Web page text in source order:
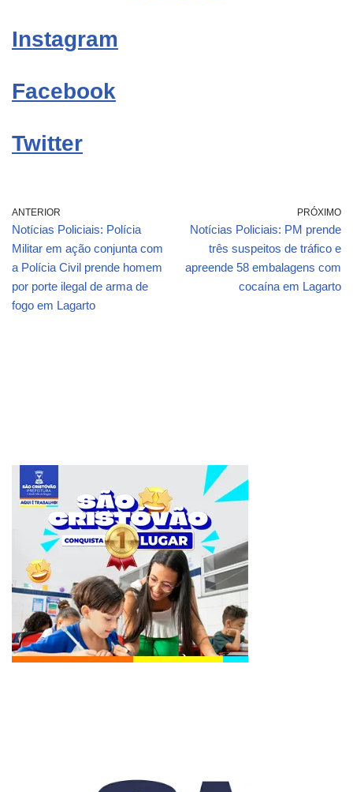
Instagram
Facebook
Twitter
ANTERIOR
Notícias Policiais: Polícia
Militar em ação conjunta com
a Polícia Civil prende homem
por porte ilegal de arma de
fogo em Lagarto
PRÓXIMO
Notícias Policiais: PM prende
três suspeitos de tráfico e
apreende 58 embalagens com
cocaína em Lagarto